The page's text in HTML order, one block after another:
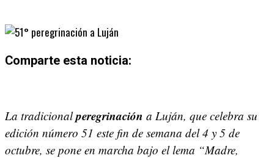
Comparte esta noticia:
X
(Twitter)
Facebook
EmailWhatsApp
Pinterest
LinkedIn
La tradicionalperegrinación a Luján, que celebra su
edición número 51 este fin de semana del 4 y 5 de
octubre, se pone en marcha bajo el lema “Madre,